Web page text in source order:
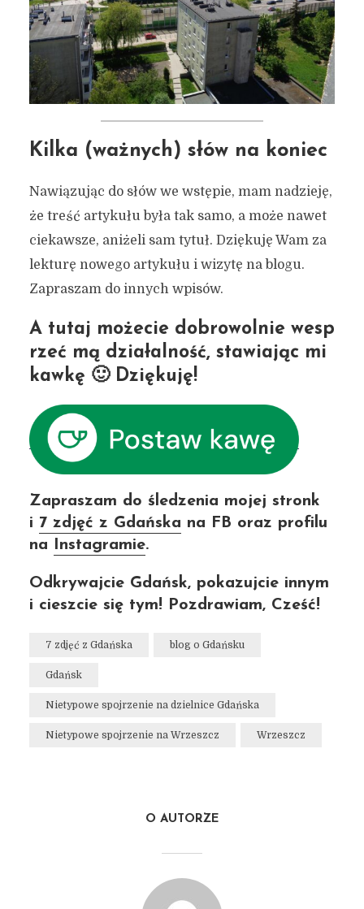
Kilka (ważnych) słów na koniec
Nawiązując do słów we wstępie, mam nadzieję,
że treść artykułu była tak samo, a może nawet
ciekawsze, aniżeli sam tytuł. Dziękuję Wam za
lekturę nowego artykułu i wizytę na blogu.
Zapraszam do innych wpisów.
A tutaj możecie dobrowolnie wesp
rzeć mą działalność, stawiając mi
kawkę 🙂 Dziękuję!
Zapraszam do śledzenia mojej stronk
i 7 zdjęć z Gdańska na FB oraz profilu
na Instagramie.
Odkrywajcie Gdańsk, pokazujcie innym
i cieszcie się tym! Pozdrawiam, Cześć!
7 zdjęć z Gdańska blog o Gdańsku
Gdańsk
Nietypowe spojrzenie na dzielnice Gdańska
Nietypowe spojrzenie na Wrzeszcz Wrzeszcz
O AUTORZE